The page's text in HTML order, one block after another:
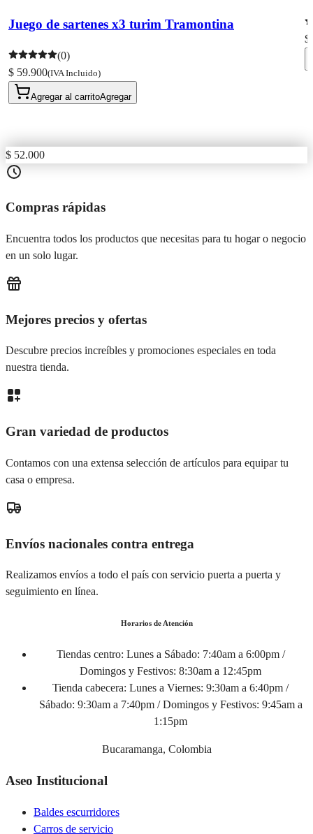
Juego de sartenes x3 turim Tramontina
(0)
$ 59.900(IVA Incluido)
Agregar al carritoAgregar
$
$ 52.000
Compras rápidas
Encuentra todos los productos que necesitas para tu hogar o negocio
en un solo lugar.
Mejores precios y ofertas
Descubre precios increíbles y promociones especiales en toda
nuestra tienda.
Gran variedad de productos
Contamos con una extensa selección de artículos para equipar tu
casa o empresa.
Envíos nacionales contra entrega
Realizamos envíos a todo el país con servicio puerta a puerta y
seguimiento en línea.
Horarios de Atención
Tiendas centro: Lunes a Sábado: 7:40am a 6:00pm /
Domingos y Festivos: 8:30am a 12:45pm
Tienda cabecera: Lunes a Viernes: 9:30am a 6:40pm /
Sábado: 9:30am a 7:40pm / Domingos y Festivos: 9:45am a
1:15pm
Bucaramanga, Colombia
Aseo Institucional
Baldes escurridores
Carros de servicio